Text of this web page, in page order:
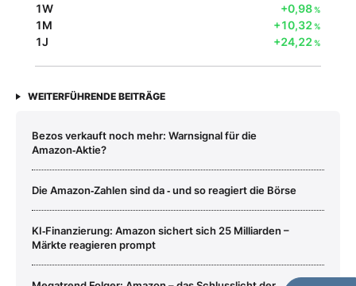
1W +0,98%
1M +10,32%
1J +24,22%
WEITERFÜHRENDE BEITRÄGE
Bezos verkauft noch mehr: Warnsignal für die
Amazon‑Aktie?
Die Amazon‑Zahlen sind da ‑ und so reagiert die Börse
KI‑Finanzierung: Amazon sichert sich 25 Milliarden –
Märkte reagieren prompt